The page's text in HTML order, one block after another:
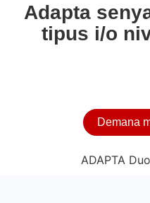
Adapta
tipus i/o
Demana